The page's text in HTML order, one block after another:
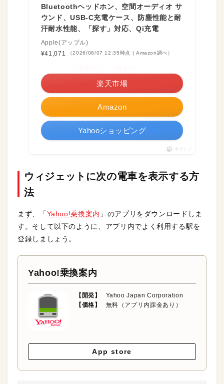
Bluetoothヘッドホン、空間オーディオ サ
ウンド、USB-C充電ケース、防塵性能と耐
汗耐水性能、「探す」対応、Qi充電
Apple(アップル)
¥41,071
（2026/08/07 12:35時点 | Amazon調べ）
Amazon
楽天市場
Yahooショッピング
ポチップ
ウィジェットに次の電車を表示する方
法
まず、「Yahoo!乗換案内 」のアプリをダウンロードしま
す。そして以下のように、アプリ内でよく利用する駅を
登録しましょう。
Yahoo!乗換案内
【開発】
Yahoo Japan Corporation
【価格】
無料（アプリ内課金あり）
App store